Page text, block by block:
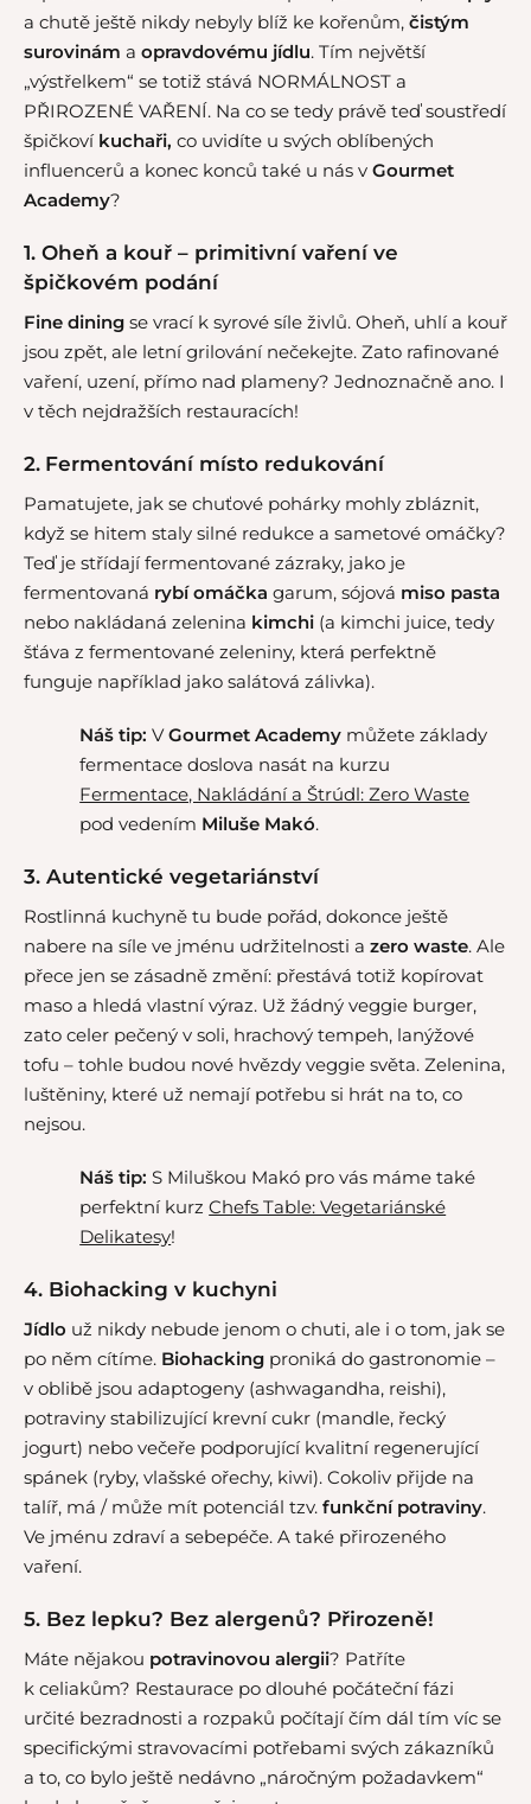
a chutě ještě nikdy nebyly blíž ke kořenům, čistým
surovinám a opravdovému jídlu. Tím největší
„výstřelkem“ se totiž stává NORMÁLNOST a
PŘIROZENÉ VAŘENÍ. Na co se tedy právě teď soustředí
špičkoví kuchaři, co uvidíte u svých oblíbených
influencerů a konec konců také u nás v Gourmet
Academy?
1. Oheň a kouř – primitivní vaření ve
špičkovém podání
Fine dining se vrací k syrové síle živlů. Oheň, uhlí a kouř
jsou zpět, ale letní grilování nečekejte. Zato rafinované
vaření, uzení, přímo nad plameny? Jednoznačně ano. I
v těch nejdražších restauracích!
2. Fermentování místo redukování
Pamatujete, jak se chuťové pohárky mohly zbláznit,
když se hitem staly silné redukce a sametové omáčky?
Teď je střídají fermentované zázraky, jako je
fermentovaná rybí omáčka garum, sójová miso pasta
nebo nakládaná zelenina kimchi (a kimchi juice, tedy
šťáva z fermentované zeleniny, která perfektně
funguje například jako salátová zálivka).
Náš tip:VGourmet Academy můžete základy
fermentace doslova nasát na kurzu
Fermentace, Nakládání a Štrúdl: Zero Waste
pod vedením Miluše Makó.
3. Autentické vegetariánství
Rostlinná kuchyně tu bude pořád, dokonce ještě
nabere na síle ve jménu udržitelnosti a zero waste. Ale
přece jen se zásadně změní: přestává totiž kopírovat
maso a hledá vlastní výraz. Už žádný veggie burger,
zato celer pečený v soli, hrachový tempeh, lanýžové
tofu – tohle budou nové hvězdy veggie světa. Zelenina,
luštěniny, které už nemají potřebu si hrát na to, co
nejsou.
Náš tip:S Miluškou Makó pro vás máme také
perfektní kurzChefs Table: Vegetariánské
Delikatesy!
4. Biohacking v kuchyni
Jídlo už nikdy nebude jenom o chuti, ale i o tom, jak se
po něm cítíme. Biohacking proniká do gastronomie –
v oblibě jsou adaptogeny (ashwagandha, reishi),
potraviny stabilizující krevní cukr (mandle, řecký
jogurt) nebo večeře podporující kvalitní regenerující
spánek (ryby, vlašské ořechy, kiwi). Cokoliv přijde na
talíř, má / může mít potenciál tzv. funkční potraviny.
Ve jménu zdraví a sebepéče. A také přirozeného
vaření.
5. Bez lepku? Bez alergenů? Přirozeně!
Máte nějakou potravinovou alergii? Patříte
k celiakům? Restaurace po dlouhé počáteční fázi
určité bezradnosti a rozpaků počítají čím dál tím víc se
specifickými stravovacími potřebami svých zákazníků
a to, co bylo ještě nedávno „náročným požadavkem“